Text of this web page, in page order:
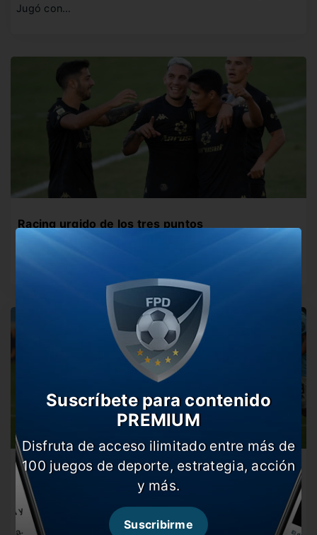
Jugó con…
Racing urgido de los tres puntos
Desde las 19:00 horas se enfrenta a Sporting Cristal con
La Liga 1, lista para volver (otra vez)
Este martes rodará nuevamente la pelota con el partido
entre Sporting Cristal…
Suscríbete para contenido
PREMIUM
Disfruta de acceso ilimitado entre más de
100 juegos de deporte, estrategia, acción
y más.
Suscribirme